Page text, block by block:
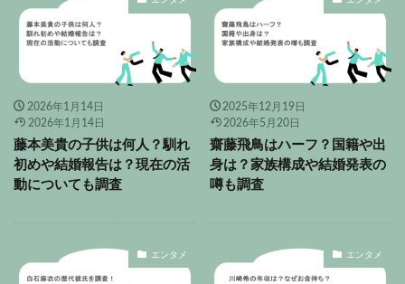
2026年1月14日
2026年1月14日
藤本美貴の子供は何人？馴れ
初めや結婚報告は？現在の活
動についても調査
2025年12月19日
2026年5月20日
齋藤飛鳥はハーフ？国籍や出
身は？家族構成や結婚発表の
噂も調査
エンタメ エンタメ